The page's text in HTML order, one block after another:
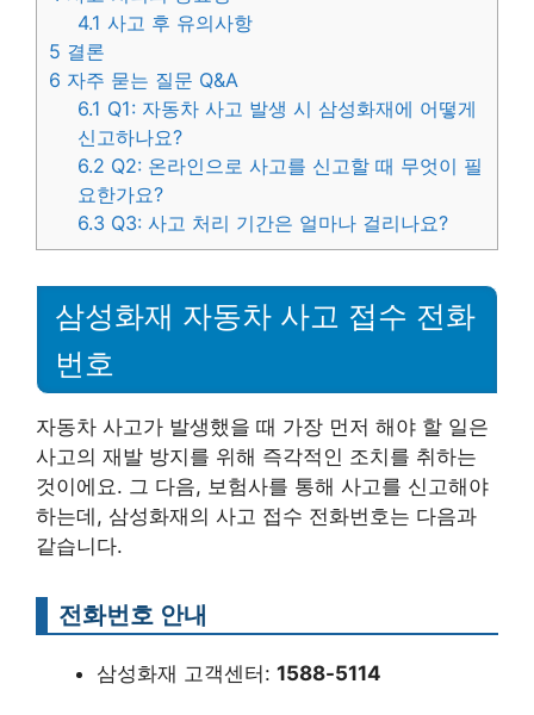
4.1 사고 후 유의사항
5 결론
6 자주 묻는 질문 Q&A
6.1 Q1: 자동차 사고 발생 시 삼성화재에 어떻게
신고하나요?
6.2 Q2: 온라인으로 사고를 신고할 때 무엇이 필
요한가요?
6.3 Q3: 사고 처리 기간은 얼마나 걸리나요?
삼성화재 자동차 사고 접수 전화
번호
자동차 사고가 발생했을 때 가장 먼저 해야 할 일은
사고의 재발 방지를 위해 즉각적인 조치를 취하는
것이에요. 그 다음, 보험사를 통해 사고를 신고해야
하는데, 삼성화재의 사고 접수 전화번호는 다음과
같습니다.
전화번호 안내
삼성화재 고객센터: 1588-5114